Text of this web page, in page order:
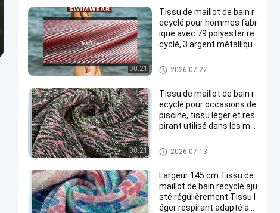
00:21
Tissu de maillot de bain r
ecyclé pour hommes fabr
iqué avec 79 polyester re
cyclé, 3 argent métallique
ur une production durable
de maillots de bain
Tissu réutilisé de vêtements d
e bain
2026-07-27
00:21
Tissu de maillot de bain r
ecyclé pour occasions de
piscine, tissu léger et res
pirant utilisé dans les mai
ents de sports nautiques
athlétiques
Tissu réutilisé de vêtements d
e bain
2026-07-13
Largeur 145 cm Tissu de
maillot de bain recyclé aju
sté régulièrement Tissu l
éger respirant adapté aux